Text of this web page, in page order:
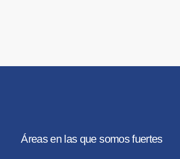
Áreas en las que somos fuertes